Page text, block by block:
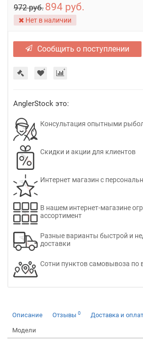
972 руб. 894 руб.
Нет в наличии
Сообщить о поступлении
AnglerStock это:
Консультация опытными
Скидки и акции для клиентов
Интернет магазин с
В нашем интернет-магазине
ассортимент
Разные варианты быстрой и
доставки
Сотни пунктов самовывоза по
Описание Отзывы 0 Доставка и
Модели